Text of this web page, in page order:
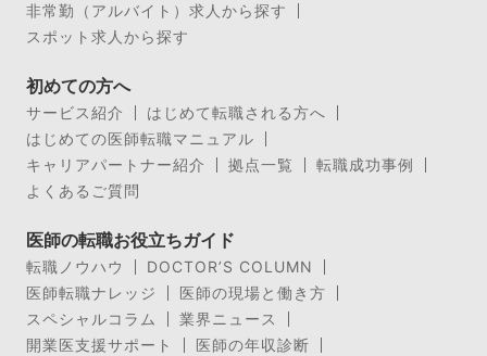
非常勤（アルバイト）求人から探す
スポット求人から探す
初めての方へ
サービス紹介
はじめて転職される方へ
はじめての医師転職マニュアル
キャリアパートナー紹介
拠点一覧
転職成功事例
よくあるご質問
医師の転職お役立ちガイド
転職ノウハウ
DOCTOR’S COLUMN
医師転職ナレッジ
医師の現場と働き方
スペシャルコラム
業界ニュース
開業医支援サポート
医師の年収診断